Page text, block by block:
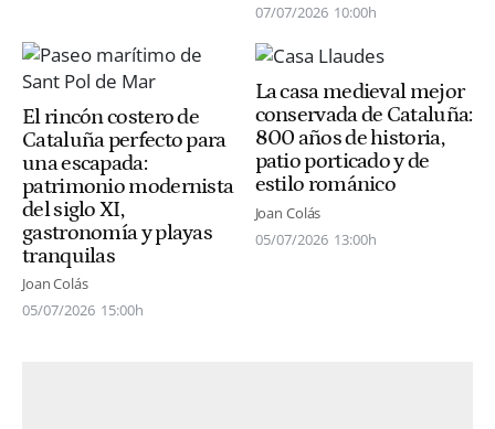
07/07/2026 10:00h
El rincón costero de
Cataluña perfecto para
una escapada:
patrimonio modernista
del siglo XI,
gastronomía y playas
tranquilas
Joan Colás
05/07/2026 15:00h
La casa medieval mejor
conservada de Cataluña:
800 años de historia,
patio porticado y de
estilo románico
Joan Colás
05/07/2026 13:00h